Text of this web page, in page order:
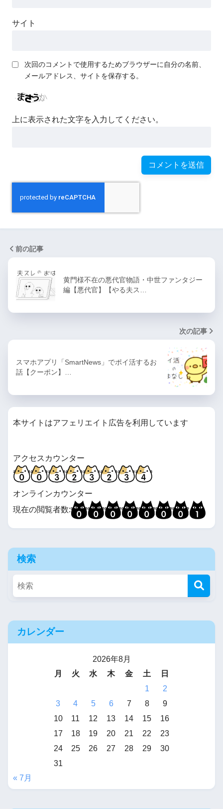
サイト
次回のコメントで使用するためブラウザーに自分の名前、
メールアドレス、サイトを保存する。
上に表示された文字を入力してください。
前の記事
黄門様不在の悪代官物語・中世ファンタジー
編【悪代官】【やる夫ス…
次の記事
スマホアプリ「SmartNews」でポイ活するお
話【クーポン】…
本サイトはアフェリエイト広告を利用しています
アクセスカウンター
オンラインカウンター
現在の閲覧者数:
検索
カレンダー
2026年8月
月
火 水 木 金 土
日
1
2
3
4 5 6 7 8
9
10
11 12 13 14 15
16
17
18 19 20 21 22
23
24
25 26 27 28 29
30
31
« 7月